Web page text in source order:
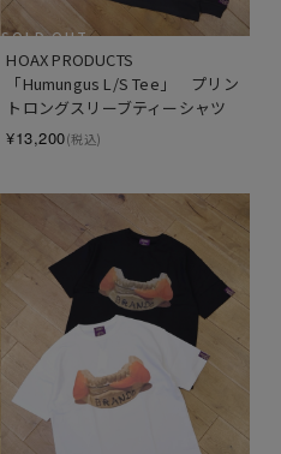
SOLD OUT
HOAX PRODUCTS
「Humungus L/S Tee」　プリン
トロングスリーブティーシャツ
¥13,200(税込)